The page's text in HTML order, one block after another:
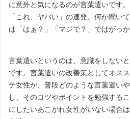
に意外と気になるのが言葉遣いです
「これ、ヤバい」の連発。何か聞い
は「はぁ？」「マジで？」ではがっ
言葉遣いというのは、意識をしない
です。言葉遣いの改善策としてオス
テ女性が、普段どのような言葉遣い
し、そのコツやポイントを勉強する
にしたいあこがれ女性がいない場合